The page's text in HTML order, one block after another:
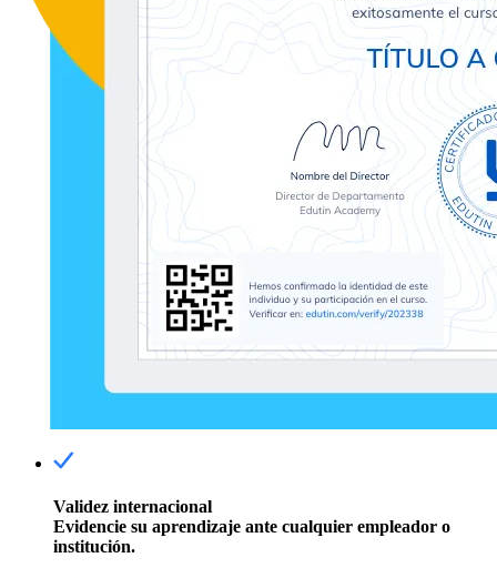
Validez internacional
Evidencie su aprendizaje ante cualquier empleador o
institución.